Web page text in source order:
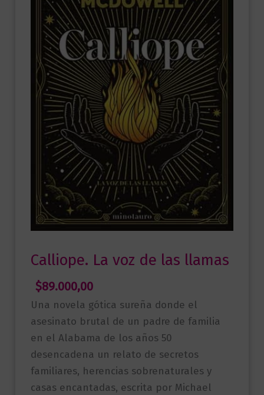
Calliope. La voz de las llamas
$89.000,00
Una novela gótica sureña donde el
asesinato brutal de un padre de familia
en el Alabama de los años 50
desencadena un relato de secretos
familiares, herencias sobrenaturales y
casas encantadas, escrita por Michael